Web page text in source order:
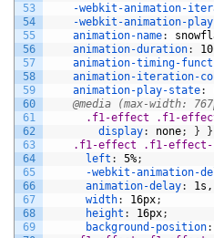
53
54
55
56
57
58
59
60
61
62
63
64
65
66
67
68
69
-webkit-animation-
-webkit-animation-
animation-name:
animation-duration:
animation-timing-
animation-iteration-
animation-play-state:
@media (max-width:
.f1-effect .f1-
display: none; }
}
.f1-effect .f1-effect-
left : 5%;
-webkit-animation-
animation-delay: 1s,
width: 16px;
height : 16px;
background-position: